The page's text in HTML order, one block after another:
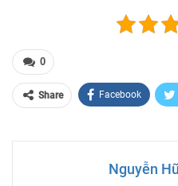
0
Share Facebook
Nguyễn